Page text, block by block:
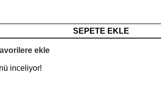
SEPETE EKLE
ekle
inceliyor!